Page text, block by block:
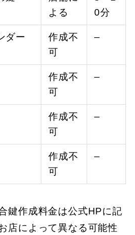
よる
0分
ダー
作成不
可
–
作成不
可
–
作成不
可
–
作成不
可
–
鍵作成料金は公式HPに記
店によって異なる可能性